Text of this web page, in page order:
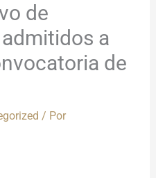
de
a
de
/ Por